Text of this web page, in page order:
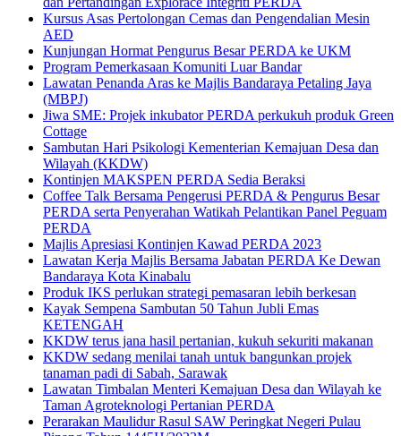
Kursus Asas Pertolongan Cemas dan Pengendalian Mesin
AED
Kunjungan Hormat Pengurus Besar PERDA ke UKM
Program Pemerkasaan Komuniti Luar Bandar
Lawatan Penanda Aras ke Majlis Bandaraya Petaling Jaya
(MBPJ)
Jiwa SME: Projek inkubator PERDA perkukuh produk Green
Cottage
Sambutan Hari Psikologi Kementerian Kemajuan Desa dan
Wilayah (KKDW)
Kontinjen MAKSPEN PERDA Sedia Beraksi
Coffee Talk Bersama Pengerusi PERDA & Pengurus Besar
PERDA serta Penyerahan Watikah Pelantikan Panel Peguam
PERDA
Majlis Apresiasi Kontinjen Kawad PERDA 2023
Lawatan Kerja Majlis Bersama Jabatan PERDA Ke Dewan
Bandaraya Kota Kinabalu
Produk IKS perlukan strategi pemasaran lebih berkesan
Kayak Sempena Sambutan 50 Tahun Jubli Emas
KETENGAH
KKDW terus jana hasil pertanian, kukuh sekuriti makanan
KKDW sedang menilai tanah untuk bangunkan projek
tanaman padi di Sabah, Sarawak
Lawatan Timbalan Menteri Kemajuan Desa dan Wilayah ke
Taman Agroteknologi Pertanian PERDA
Perarakan Maulidur Rasul SAW Peringkat Negeri Pulau